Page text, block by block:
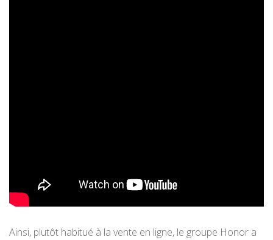
Ainsi, plutôt habitué à la vente en ligne, le groupe Honor a